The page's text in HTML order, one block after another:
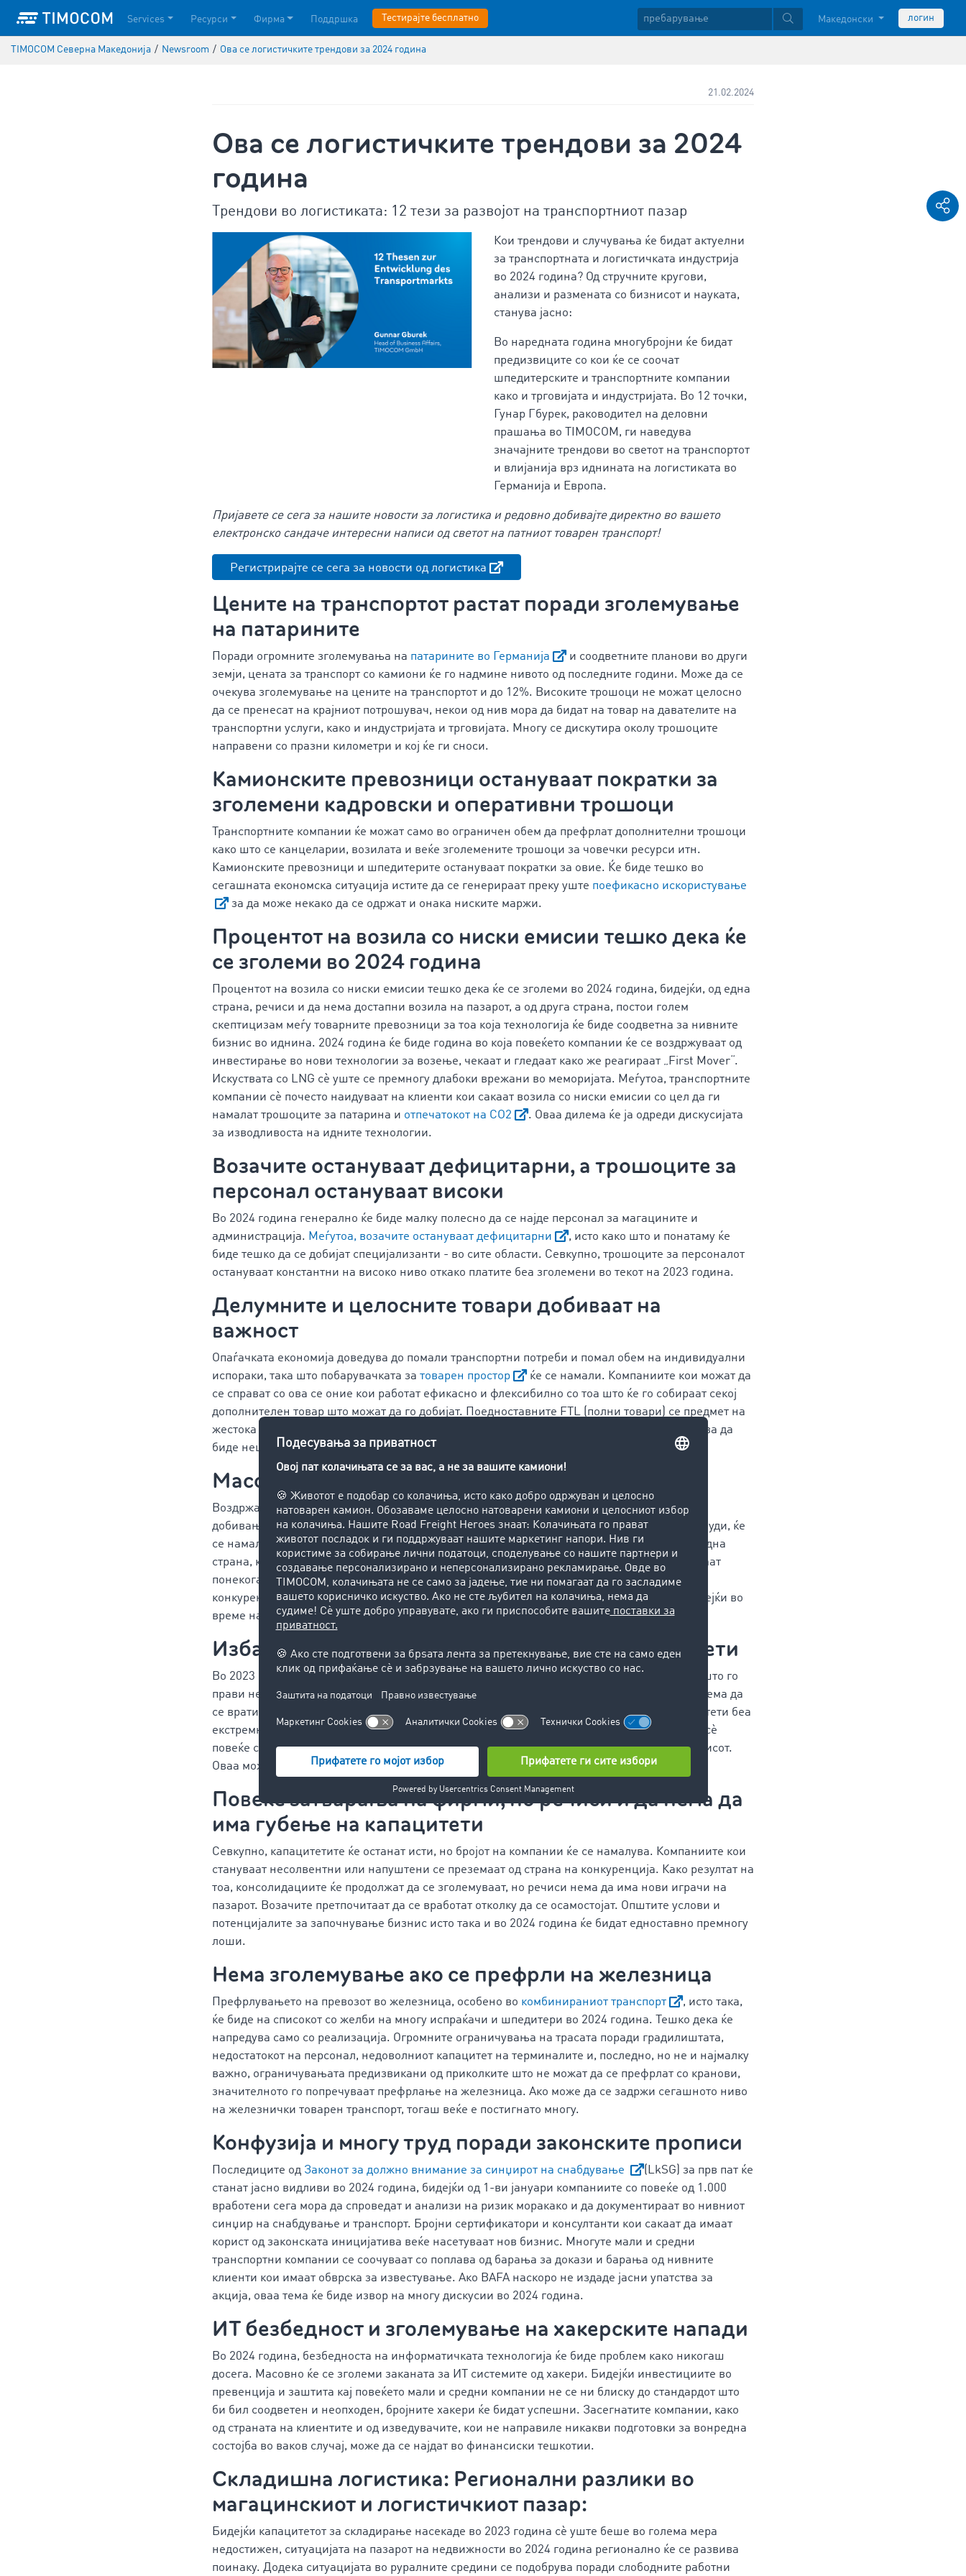
Services Ресурси Фирма Поддршка Тестирајте бесплатно Македонски логин
TIMOCOM Северна Македонија / Newsroom / Ова се логистичките трендови за 2024 година
21.02.2024
Ова се логистичките трендови за 2024
година
Трендови во логистиката: 12 тези за развојот на транспортниот пазар
Кои трендови и случувања ќе бидат актуелни
за транспортната и логистичката индустрија
во 2024 година? Од стручните кругови,
анализи и размената со бизнисот и науката,
станува јасно:
Во наредната година многубројни ќе бидат
предизвиците со кои ќе се соочат
шпедитерските и транспортните компании
како и трговијата и индустријата. Во 12 точки,
Гунар Гбурек, раководител на деловни
прашања во TIMOCOM, ги наведува
значајните трендови во светот на транспортот
и влијанија врз иднината на логистиката во
Германија и Европа.
Пријавете се сега за нашите новости за логистика и редовно добивајте директно во вашето
електронско сандаче интересни написи од светот на патниот товарен транспорт!
Регистрирајте се сега за новости од логистика
Цените на транспортот растат поради зголемување
на патарините
Поради огромните зголемувања на патарините во Германија
и соодветните планови во други
земји, цената за транспорт со камиони ќе го надмине нивото од последните години. Може да се
очекува зголемување на цените на транспортот и до 12%. Високите трошоци не можат целосно
да се пренесат на крајниот потрошувач, некои од нив мора да бидат на товар на давателите на
транспортни услуги, како и индустријата и трговијата. Многу се дискутира околу трошоците
направени со празни километри и кој ќе ги сноси.
Камионските превозници остануваат пократки за
зголемени кадровски и оперативни трошоци
Транспортните компании ќе можат само во ограничен обем да префрлат дополнителни трошоци
како што се канцеларии, возилата и веќе зголемените трошоци за човечки ресурси итн.
Камионските превозници и шпедитерите остануваат пократки за овие. Ќе биде тешко во
сегашната економска ситуација истите да се генерираат преку уште поефикасно искористување
за да може некако да се одржат и онака ниските маржи.
Процентот на возила со ниски емисии тешко дека ќе
се зголеми во 2024 година
Процентот на возила со ниски емисии тешко дека ќе се зголеми во 2024 година, бидејќи, од една
страна, речиси и да нема достапни возила на пазарот, а од друга страна, постои голем
скептицизам меѓу товарните превозници за тоа која технологија ќе биде соодветна за нивните
бизнис во иднина. 2024 година ќе биде година во која повеќето компании ќе се воздржуваат од
инвестирање во нови технологии за возење, чекаат и гледаат како же реагираат „First Mover“.
Искуствата со LNG сè уште се премногу длабоки врежани во меморијата. Меѓутоа, транспортните
компании сè почесто наидуваат на клиенти кои сакаат возила со ниски емисии со цел да ги
намалат трошоците за патарина и отпечатокот на CO2
. Оваа дилема ќе ја одреди дискусијата
за изводливоста на идните технологии.
Возачите остануваат дефицитарни, а трошоците за
персонал остануваат високи
Во 2024 година генерално ќе биде малку полесно да се најде персонал за магацините и
администрација. Меѓутоа, возачите остануваат дефицитарни
, исто како што и понатаму ќе
биде тешко да се добијат специјализанти - во сите области. Севкупно, трошоците за персоналот
остануваат константни на високо ниво откако платите беа зголемени во текот на 2023 година.
Делумните и целосните товари добиваат на
важност
Опаѓачката економија доведува до помали транспортни потреби и помал обем на индивидуални
испораки, така што побарувачката за товарен простор
ќе се намали. Компаниите кои можат да
се справат со ова се оние кои работат ефикасно и флексибилно со тоа што ќе го собираат секој
дополнителен товар што можат да го добијат. Поедноставните FTL (полни товари) се предмет на
жестока конкуренција во однос на цената, додека транспортот со делумен товар се очекува да
биде нешто попрофитабилен.
Масовно ќе се зголемува бројот на тендери
Воздржаноста да се објавувааттендери
во изминатата 2023 година, поради стравот од
добивање значително полоши услови од претходно или евентуално воопшто да нема понуди, ќе
се намали во 2024 година. Индустријата ќе биде преплавена од бранови со тендери. Од една
страна, купувачите мора редовно да објавуваат тендери, бидејќи договорите кои истекуваат
понекогаш не можат да се продолжат, а од друга страна, се надеваат дека зголемената
конкурентност ќе ги намали цените. Понудувачите веројатно ќе имаат корист од ова, бидејќи во
време на криза многу компании се обидуваат да го склучат секој договор што можат.
Избалансиран однос на транспортните капацитети
Во 2023 година, односот товаро со товарен простор во просек беше приближно 60 до 40, што го
прави нешто поизбалансиран во споредба со претходните години. Ниту во 2024 година нема да
се вратиме на односите од крајот на корона пандемијата, кога многу транспортни капацитети беа
екстремно искористени. Превозниците кои во последниве години со силна побарувачка сè
повеќе склучуваa долгорочни договори повторно ќе бидат повеќе зависни од ад хок бизнисот.
Оваа може да биде година натранспортните берзи и платформи.
Повеќе затварања на фирми, но речиси и да нема да
има губење на капацитети
Севкупно, капацитетите ќе останат исти, но бројот на компании ќе се намалува. Компаниите кои
стануваат несолвентни или напуштени се преземаат од страна на конкуренција. Како резултат на
тоа, консолидациите ќе продолжат да се зголемуваат, но речиси нема да има нови играчи на
пазарот. Возачите претпочитаат да се вработат отколку да се осамостојат. Општите услови и
потенцијалите за започнување бизнис исто така и во 2024 година ќе бидат едноставно премногу
лоши.
Нема зголемување ако се префрли на железница
Префрлувањето на превозот во железница, особено во комбинираниот транспорт
, исто така,
ќе биде на списокот со желби на многу испраќачи и шпедитери во 2024 година. Тешко дека ќе
напредува само со реализација. Огромните ограничувања на трасата поради градилиштата,
недостатокот на персонал, недоволниот капацитет на терминалите и, последно, но не и најмалку
важно, ограничувањата предизвикани од приколките што не можат да се префрлат со кранови,
значителното го попречуваат префрлање на железница. Ако може да се задржи сегашното ниво
на железнички товарен транспорт, тогаш веќе е постигнато многу.
Конфузија и многу труд поради законските прописи
Последиците од Законот за должно внимание за синџирот на снабдување
(LkSG) за прв пат ќе
станат јасно видливи во 2024 година, бидејќи од 1-ви јануари компаниите со повеќе од 1.000
вработени сега мора да спроведат и анализи на ризик моракако и да документираат во нивниот
синџир на снабдување и транспорт. Бројни сертификатори и консултанти кои сакаат да имаат
корист од законската иницијатива веќе насетуваат нов бизнис. Многуте мали и средни
транспортни компании се соочуваат со поплава од барања за докази и барања од нивните
клиенти кои имаат обврска за известување. Ако BAFA наскоро не издаде јасни упатства за
акција, оваа тема ќе биде извор на многу дискусии во 2024 година.
ИТ безбедност и зголемување на хакерските напади
Во 2024 година, безбедноста на информатичката технологија ќе биде проблем како никогаш
досега. Масовно ќе се зголеми заканата за ИТ системите од хакери. Бидејќи инвестициите во
превенција и заштита кај повеќето мали и средни компании не се ни блиску до стандардот што
би бил соодветен и неопходен, бројните хакери ќе бидат успешни. Засегнатите компании, како
од страната на клиентите и од изведувачите, кои не направиле никакви подготовки за вонредна
состојба во ваков случај, може да се најдат во финансиски тешкотии.
Складишна логистика: Регионални разлики во
магацинскиот и логистичкиот пазар:
Бидејќи капацитетот за складирање насекаде во 2023 година сè уште беше во голема мера
недостижен, ситуацијата на пазарот на недвижности во 2024 година регионално ќе се развива
поинаку. Додека ситуацијата во руралните средини се подобрува поради слободните работни